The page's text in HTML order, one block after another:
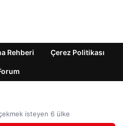
Rehberi Çerez Politikası
isteyen 6 ülke